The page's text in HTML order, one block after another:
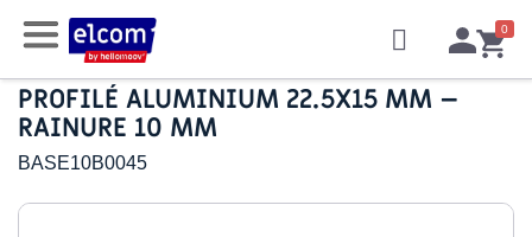
PROFILÉ ALUMINIUM 22.5X15 MM –
RAINURE 10 MM
BASE10B0045